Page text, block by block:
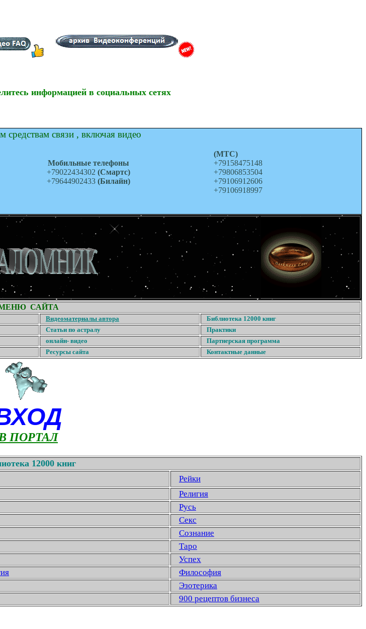
информацией в социальных сетях
связи , включая видео
Мобильные телефоны
+79022434302 (Смартс)
+79644902433(Билайн)
(МТС)
+79158475148
+79806853504
+79106912606
+79106918997
САЙТА
Видеоматериалы автора
Библиотека 12000 книг
Статьи по астралу
Практики
онлайн- видео
Партнерская программа
Ресурсы сайта Контактные данные
ПОРТАЛ
12000 книг
Рейки
Религия
Русь
Секс
Сознание
Таро
Успех
Философия
Эзотерика
900 рецептов бизнеса